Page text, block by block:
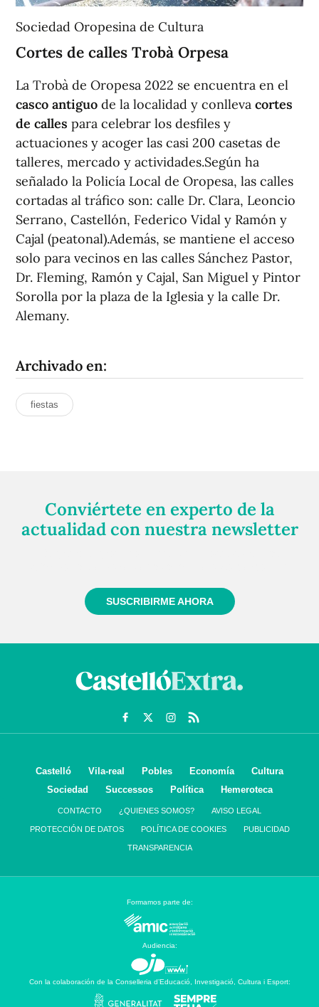
Sociedad Oropesina de Cultura
Cortes de calles Trobà Orpesa
La Trobà de Oropesa 2022 se encuentra en el
casco antiguo de la localidad y conlleva cortes
de calles para celebrar los desfiles y
actuaciones y acoger las casi 200 casetas de
talleres, mercado y actividades.Según ha
señalado la Policía Local de Oropesa, las calles
cortadas al tráfico son: calle Dr. Clara, Leoncio
Serrano, Castellón, Federico Vidal y Ramón y
Cajal (peatonal).Además, se mantiene el acceso
solo para vecinos en las calles Sánchez Pastor,
Dr. Fleming, Ramón y Cajal, San Miguel y Pintor
Sorolla por la plaza de la Iglesia y la calle Dr.
Alemany.
Archivado en:
fiestas
Conviértete en experto de la
actualidad con nuestra newsletter
SUSCRIBIRME AHORA
Castelló Vila-real Pobles Economía
Cultura
Sociedad
Successos Política Hemeroteca
CONTACTO ¿QUIENES SOMOS? AVISO LEGAL
PROTECCIÓN DE DATOS POLÍTICA DE COOKIES PUBLICIDAD
TRANSPARENCIA
Formamos parte de:
Audiencia:
Con la colaboración de la Conselleria d’Educació, Investigació, Cultura i Esport: